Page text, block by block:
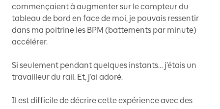
commençaient à augmenter sur le compteur du
tableau de bord en face de moi, je pouvais ressentir
dans ma poitrine les BPM (battements par minute)
accélérer.
Si seulement pendant quelques instants… j’étais un
travailleur du rail. Et, j’ai adoré.
Il est difficile de décrire cette expérience avec des